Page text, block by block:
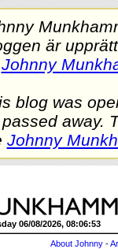
är
Johnny
blog was
away.
Johnny
06/08/2026, 08:06:53
About Johnny -